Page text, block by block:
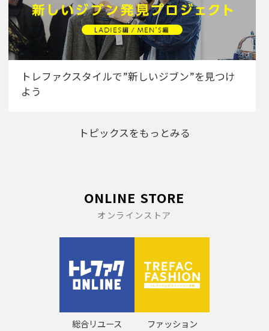
トレファクスタイルで”新しいジブン”を見つけ
よう
トピックスをもっとみる
ONLINE STORE
オンラインストア
総合リユース ファッション